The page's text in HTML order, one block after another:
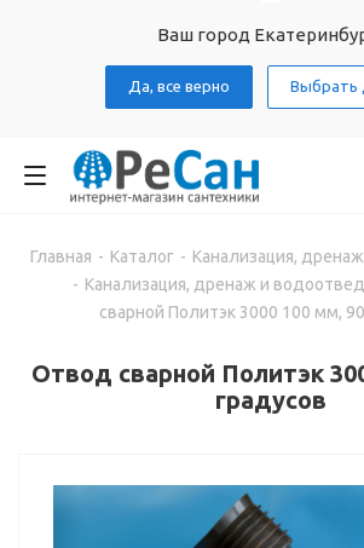
Ваш город
Да, все верно Выбрать
Главная - Каталог - Канализация,
- Канализация, дренаж и
сварной Политэк 3000 100 мм,
Отвод сварной Политэк
градусов